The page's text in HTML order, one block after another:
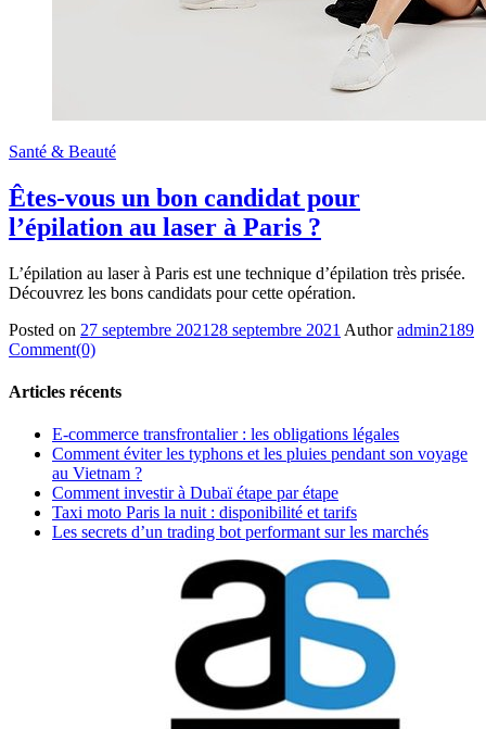
Santé & Beauté
Êtes-vous un bon candidat pour
l’épilation au laser à Paris ?
L’épilation au laser à Paris est une technique d’épilation très prisée.
Découvrez les bons candidats pour cette opération.
Posted on 27 septembre 2021 28 septembre 2021 Author admin2189
Comment(0)
Articles récents
E-commerce transfrontalier : les obligations légales
Comment éviter les typhons et les pluies pendant son voyage
au Vietnam ?
Comment investir à Dubaï étape par étape
Taxi moto Paris la nuit : disponibilité et tarifs
Les secrets d’un trading bot performant sur les marchés